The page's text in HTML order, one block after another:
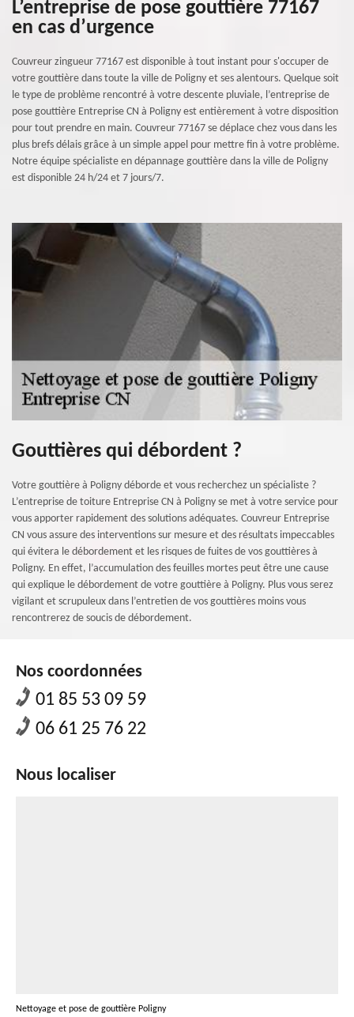
L’entreprise de pose gouttière 77167
en cas d’urgence
Couvreur zingueur 77167 est disponible à tout instant pour s'occuper de
votre gouttière dans toute la ville de Poligny et ses alentours. Quelque soit
le type de problème rencontré à votre descente pluviale, l’entreprise de
pose gouttière Entreprise CN à Poligny est entièrement à votre disposition
pour tout prendre en main. Couvreur 77167 se déplace chez vous dans les
plus brefs délais grâce à un simple appel pour mettre fin à votre problème.
Notre équipe spécialiste en dépannage gouttière dans la ville de Poligny
est disponible 24 h/24 et 7 jours/7.
Gouttières qui débordent ?
Votre gouttière à Poligny déborde et vous recherchez un spécialiste ?
L’entreprise de toiture Entreprise CN à Poligny se met à votre service pour
vous apporter rapidement des solutions adéquates. Couvreur Entreprise
CN vous assure des interventions sur mesure et des résultats impeccables
qui évitera le débordement et les risques de fuites de vos gouttières à
Poligny. En effet, l’accumulation des feuilles mortes peut être une cause
qui explique le débordement de votre gouttière à Poligny. Plus vous serez
vigilant et scrupuleux dans l’entretien de vos gouttières moins vous
rencontrerez de soucis de débordement.
Nos coordonnées
01 85 53 09 59
06 61 25 76 22
Nous localiser
Nettoyage et pose de gouttière Poligny